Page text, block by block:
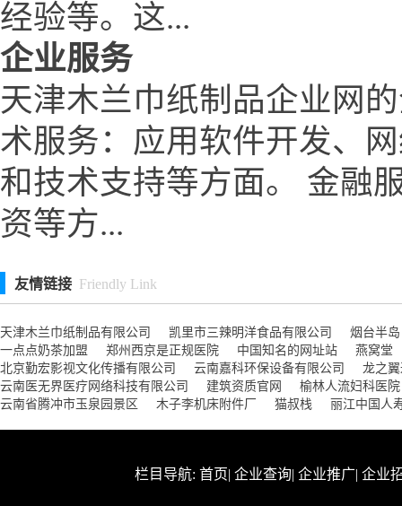
经验等。这...
企业服务
天津木兰巾纸制品企业网
术服务：应用软件开发、
和技术支持等方面。 金融
资等方...
友情链接 Friendly Link
天津木兰巾纸制品有限公司 凯里市三辣明洋食品有限公司
烟台半
一点点奶茶加盟
郑州西京是正规医院 中国知名的网址站
燕窝堂
北京勤宏影视文化传播有限公司
云南嘉科环保设备有限公司
龙之
云南医无界医疗网络科技有限公司
建筑资质官网
榆林人流妇科医院
云南省腾冲市玉泉园景区
木子李机床附件厂 猫叔栈 丽江中国人
栏目导航: 首页| 企业查询| 企业推广| 企业